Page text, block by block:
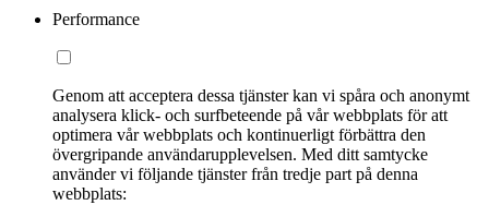
Performance
Genom att acceptera dessa tjänster kan vi spåra och anonymt
analysera klick- och surfbeteende på vår webbplats för att
optimera vår webbplats och kontinuerligt förbättra den
övergripande användarupplevelsen. Med ditt samtycke
använder vi följande tjänster från tredje part på denna
webbplats: